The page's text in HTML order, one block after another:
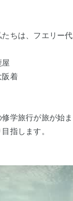
ちは、フエリー代
阪着
学旅行が旅が始ま
指します。